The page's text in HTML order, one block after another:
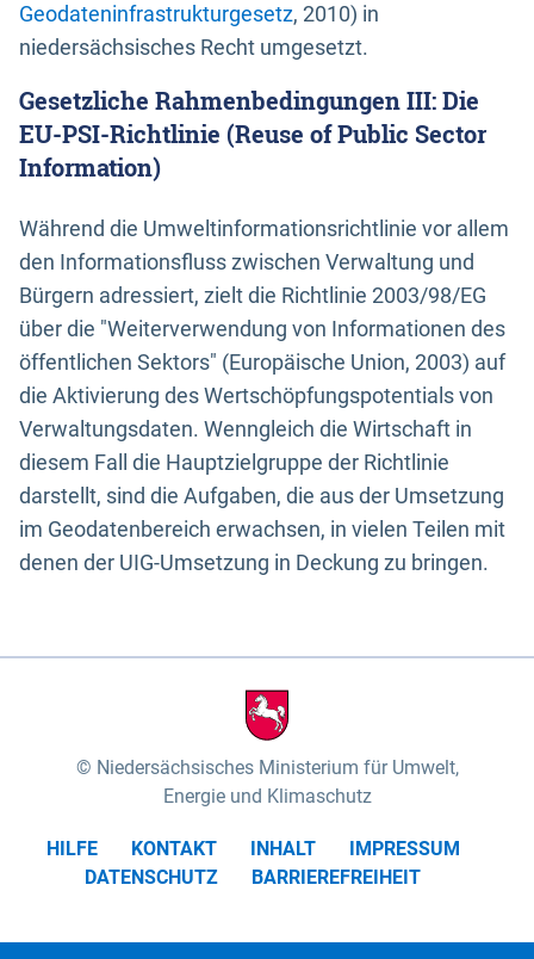
Geodateninfrastrukturgesetz, 2010) in
niedersächsisches Recht umgesetzt.
Gesetzliche Rahmenbedingungen III: Die
EU-PSI-Richtlinie (Reuse of Public Sector
Information)
Während die Umweltinformationsrichtlinie vor allem
den Informationsfluss zwischen Verwaltung und
Bürgern adressiert, zielt die Richtlinie 2003/98/EG
über die "Weiterverwendung von Informationen des
öffentlichen Sektors" (Europäische Union, 2003) auf
die Aktivierung des Wertschöpfungspotentials von
Verwaltungsdaten. Wenngleich die Wirtschaft in
diesem Fall die Hauptzielgruppe der Richtlinie
darstellt, sind die Aufgaben, die aus der Umsetzung
im Geodatenbereich erwachsen, in vielen Teilen mit
denen der UIG-Umsetzung in Deckung zu bringen.
Niedersächsisches Ministerium für Umwelt,
Energie und Klimaschutz
HILFE KONTAKT INHALT
IMPRESSUM
DATENSCHUTZ
BARRIEREFREIHEIT